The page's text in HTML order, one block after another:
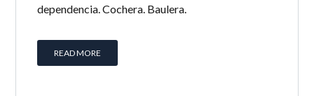
dependencia. Cochera. Baulera.
READ MORE